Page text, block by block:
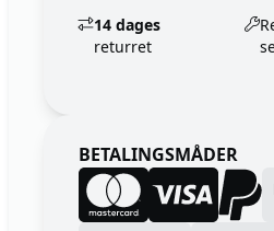
14 dages
returret
BETALINGSMÅDER